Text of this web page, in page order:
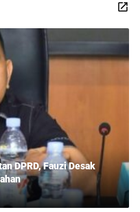
DPRD, Fauzi Desak